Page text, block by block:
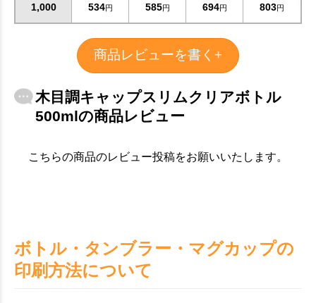
1,000 534円 585円 694円 803円
商品レビューを書く+
木目調キャップスリムクリアボトル
500mlの商品レビュー
こちらの商品のレビュー投稿をお願いいたします。
ボトル・タンブラー・マグカップの
印刷方法について